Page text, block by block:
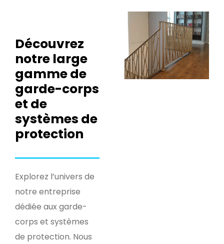
Découvrez
notre large
gamme de
garde-corps
et de
systèmes de
protection
Explorez l’univers de
notre entreprise
dédiée aux garde-
corps et systèmes
de protection. Nous